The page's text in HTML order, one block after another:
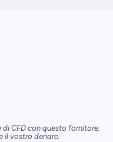
CFD con questo fornitore.
il vostro denaro.